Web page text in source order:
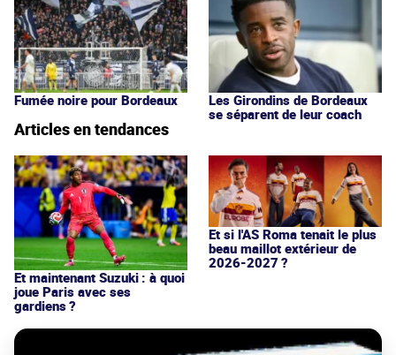
Fumée noire pour Bordeaux
Les Girondins de Bordeaux
se séparent de leur coach
Articles en tendances
Et maintenant Suzuki : à quoi
joue Paris avec ses
gardiens ?
Et si l'AS Roma tenait le plus
beau maillot extérieur de
2026-2027 ?